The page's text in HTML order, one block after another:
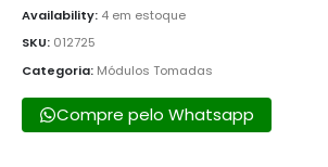
Availability: 4 em estoque
SKU: 012725
Categoria: Módulos Tomadas
Compre pelo Whatsapp